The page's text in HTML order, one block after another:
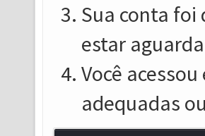
Sua conta foi
estar
Você
adequadas